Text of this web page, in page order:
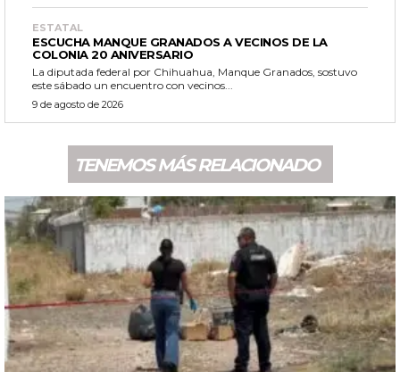
ESTATAL
ESCUCHA MANQUE GRANADOS A VECINOS DE LA
COLONIA 20 ANIVERSARIO
La diputada federal por Chihuahua, Manque Granados, sostuvo
este sábado un encuentro con vecinos...
9 de agosto de 2026
TENEMOS MÁS RELACIONADO